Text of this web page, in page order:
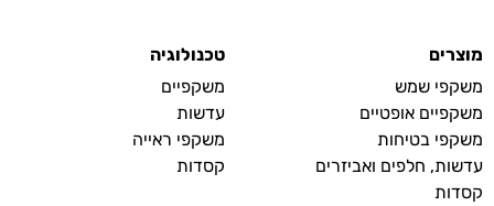
מוצרים
משקפי שמש
משקפיים אופטיים
משקפי בטיחות
עדשות, חלפים ואביזרים
קסדות
טכנולוגיה
משקפיים
עדשות
משקפי ראייה
קסדות